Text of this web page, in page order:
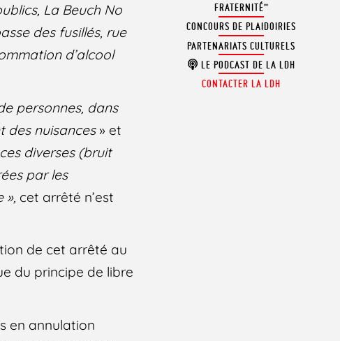
La Beuch No
des fusillés, rue
d’alcool
personnes, dans
des nuisances» et
diverses (bruit
par les
», cet arrêté n’est
de cet arrêté au
du principe de libre
en annulation
FRATERNITÉ”
CONCOURS DE PLAIDOIRIES
PARTENARIATS CULTURELS
LE PODCAST DE LA LDH
CONTACTER LA LDH